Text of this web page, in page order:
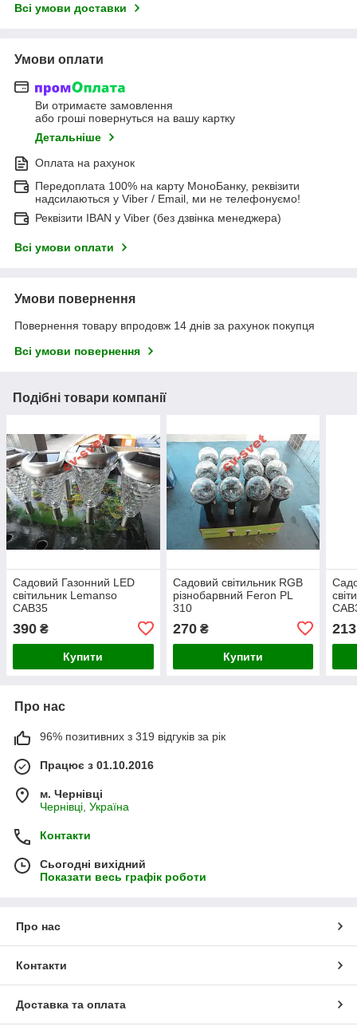
Всі умови доставки
Умови оплати
Ви отримаєте замовлення
або гроші повернуться на вашу картку
Детальніше
Оплата на рахунок
Передоплата 100% на карту МоноБанку, реквізити
надсилаються у Viber / Email, ми не телефонуємо!
Реквізити IBAN у Viber (без дзвінка менеджера)
Всі умови оплати
Умови повернення
Повернення товару впродовж 14 днів за рахунок покупця
Всі умови повернення
Подібні товари компанії
Садовий Газонний LED
світильник Lemanso
CAB35
390 ₴
Купити
Садовий світильник RGB
різнобарвний Feron PL
310
270₴
Купити
213
Про нас
96% позитивних з 319 відгуків за рік
Працює з 01.10.2016
м. Чернівці
Чернівці, Україна
Контакти
Сьогодні вихідний
Показати весь графік роботи
Про нас
Контакти
Доставка та оплата